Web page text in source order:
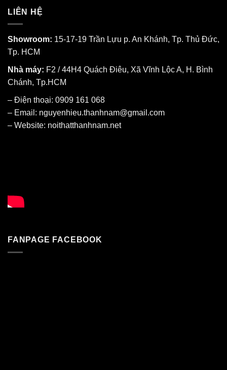
LIÊN HỆ
Showroom: 15-17-19 Trần Lựu p. An Khánh, Tp. Thủ Đức,
Tp. HCM
Nhà máy: F2 / 44H4 Quách Điêu, Xã Vĩnh Lộc A, H. Bình
Chánh, Tp.HCM
– Điện thoại: 0909 161 068
– Email: nguyenhieu.thanhnam@gmail.com
– Website: noithatthanhnam.net
FANPAGE FACEBOOK